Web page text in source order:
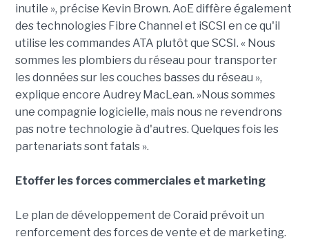
inutile », précise Kevin Brown. AoE diffère également
des technologies Fibre Channel et iSCSI en ce qu'il
utilise les commandes ATA plutôt que SCSI. « Nous
sommes les plombiers du réseau pour transporter
les données sur les couches basses du réseau »,
explique encore Audrey MacLean. »Nous sommes
une compagnie logicielle, mais nous ne revendrons
pas notre technologie à d'autres. Quelques fois les
partenariats sont fatals ».
Etoffer les forces commerciales et marketing
Le plan de développement de Coraid prévoit un
renforcement des forces de vente et de marketing.